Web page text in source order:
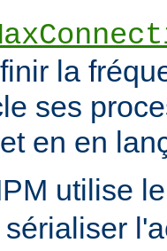
la
ses
en en
utilise
sérialiser